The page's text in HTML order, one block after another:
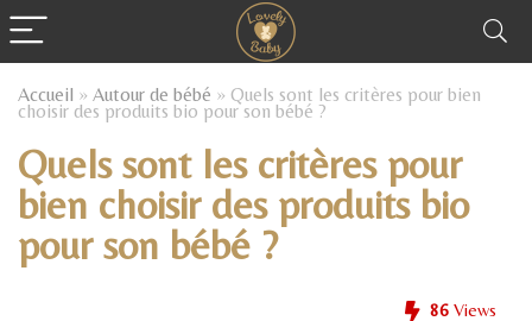
Accueil » Autour de bébé » Quels sont les critères pour bien
choisir des produits bio pour son bébé ?
Quels sont les critères pour
bien choisir des produits bio
pour son bébé ?
86 Views